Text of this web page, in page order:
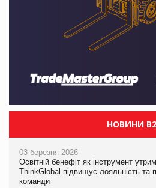
НОВИНИ
03 березня 2026
Освітній бенефіт як інструмент
ThinkGlobal підвищує лояльність та
команди